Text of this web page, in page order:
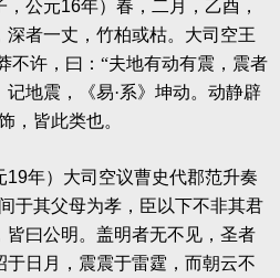
公元16年）春，二月，乙酉，
者一丈，竹柏或枯。大司空王
不许，曰：“夫地有动有震，震者
地震，《易·系》坤动。动静辟
，皆此类也。
19年）大司空议曹史代郡范升奏
于其父母为孝，臣以下不非其君
皆曰公明。盖明者无不见，圣者
日月，震震于雷霆，而朝云不